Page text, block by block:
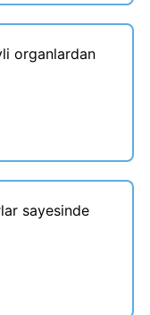
organlardan
sayesinde